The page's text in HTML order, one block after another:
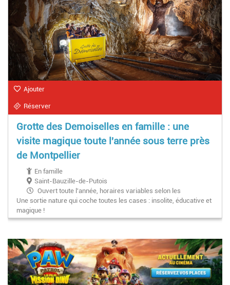
Ajouter
Réserver
Grotte des Demoiselles en famille : une
visite magique toute l'année sous terre près
de Montpellier
En famille
Saint-Bauzille-de-Putois
Ouvert toute l'année, horaires variables selon les
saisons
Une sortie nature qui coche toutes les cases : insolite, éducative et
magique !